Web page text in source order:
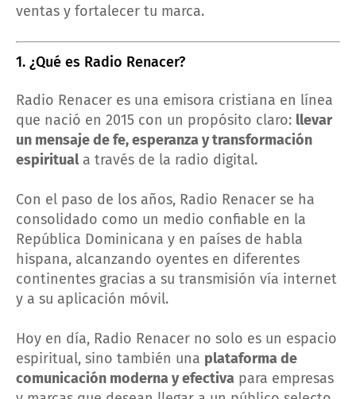
ventas y fortalecer tu marca.
1. ¿Qué es Radio Renacer?
Radio Renacer es una emisora cristiana en línea
que nació en 2015 con un propósito claro: llevar
un mensaje de fe, esperanza y transformación
espirituala través de la radio digital.
Con el paso de los años, Radio Renacer se ha
consolidado como un medio confiable en la
República Dominicana y en países de habla
hispana, alcanzando oyentes en diferentes
continentes gracias a su transmisión vía internet
y a su aplicación móvil.
Hoy en día, Radio Renacer no solo es un espacio
espiritual, sino también una plataforma de
comunicación moderna y efectiva para empresas